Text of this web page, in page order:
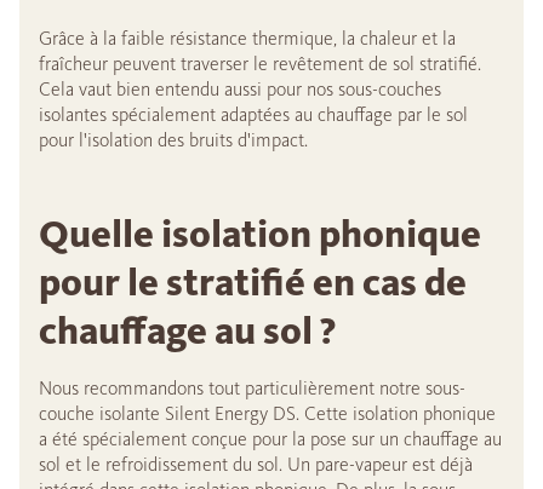
Grâce à la faible résistance thermique, la chaleur et la
fraîcheur peuvent traverser le revêtement de sol stratifié.
Cela vaut bien entendu aussi pour nos sous-couches
isolantes spécialement adaptées au chauffage par le sol
pour l'isolation des bruits d'impact.
Quelle isolation phonique
pour le stratifié en cas de
chauffage au sol ?
Nous recommandons tout particulièrement notre sous-
couche isolante Silent Energy DS. Cette isolation phonique
a été spécialement conçue pour la pose sur un chauffage au
sol et le refroidissement du sol. Un pare-vapeur est déjà